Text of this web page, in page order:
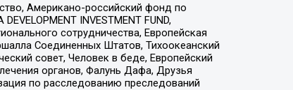
Американо-российский фонд по
INVESTMENT FUND,
сотрудничества, Европейская
Соединенных Штатов, Тихоокеанский
совет, Человек в беде, Европейский
органов, Фалунь Дафа, Друзья
по расследованию преследований